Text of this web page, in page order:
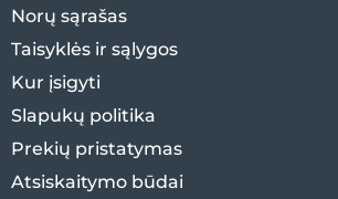
Norų sąrašas
Taisyklės ir sąlygos
Kur įsigyti
Slapukų politika
Prekių pristatymas
Atsiskaitymo būdai